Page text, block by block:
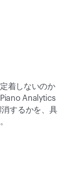
着しないのか
Analytics
するかを、具